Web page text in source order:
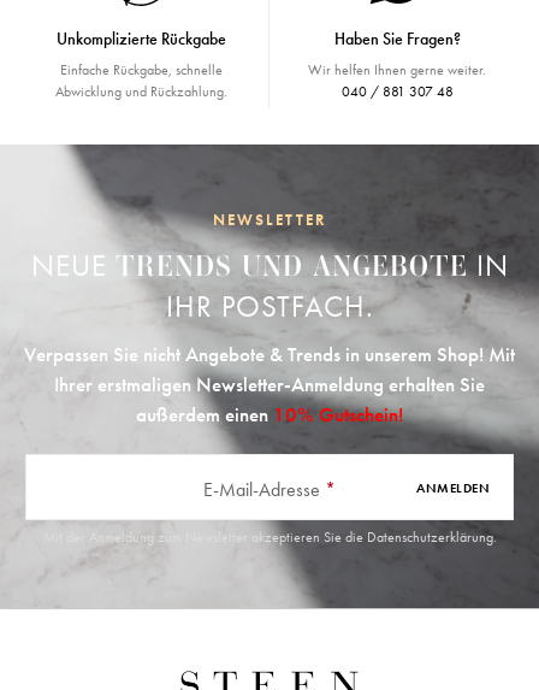
Unkomplizierte Rückgabe
Einfache Rückgabe, schnelle
Abwicklung und Rückzahlung.
Haben Sie Fragen?
Wir helfen Ihnen gerne weiter.
040 / 881 307 48
NEWSLETTER
NEUE TRENDS UND ANGEBOTEIN
IHR POSTFACH.
Verpassen Sie nicht Angebote & Trends in unserem Shop! Mit
Ihrer erstmaligen Newsletter-Anmeldung erhalten Sie
außerdem einen 10% Gutschein!
E-Mail-Adresse * ANMELDEN
Mit der Anmeldung zum Newsletter akzeptieren Sie die Datenschutzerklärung.